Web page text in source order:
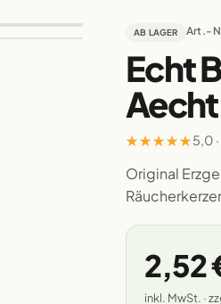
AB LAGER Art.-
Echt
★★★★★5,0
Original
2,52
inkl. MwSt. ·